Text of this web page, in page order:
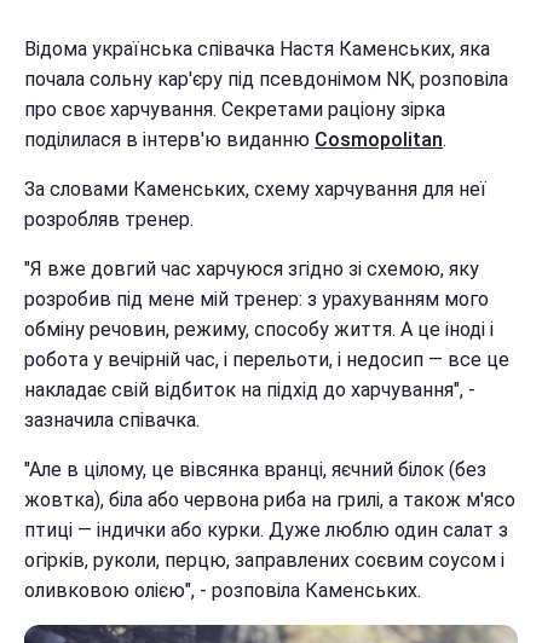
Відома українська співачка Настя Каменських, яка
почала сольну кар'єру під псевдонімом NK, розповіла
про своє харчування. Секретами раціону зірка
поділилася в інтерв'ю виданню Cosmopolitan.
За словами Каменських, схему харчування для неї
розробляв тренер.
"Я вже довгий час харчуюся згідно зі схемою, яку
розробив під мене мій тренер: з урахуванням мого
обміну речовин, режиму, способу життя. А це іноді і
робота у вечірній час, і перельоти, і недосип — все це
накладає свій відбиток на підхід до харчування", -
зазначила співачка.
"Але в цілому, це вівсянка вранці, яєчний білок (без
жовтка), біла або червона риба на грилі, а також м'ясо
птиці — індички або курки. Дуже люблю один салат з
огірків, руколи, перцю, заправлених соєвим соусом і
оливковою олією", - розповіла Каменських.